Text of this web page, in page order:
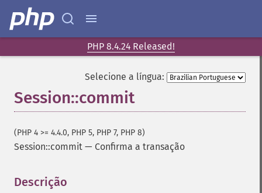
PHP 8.4.24 Released!
Selecione a língua:
Session::commit
(PHP 4 >= 4.4.0, PHP 5, PHP 7, PHP 8)
Session::commit — Confirma a transação
Descrição